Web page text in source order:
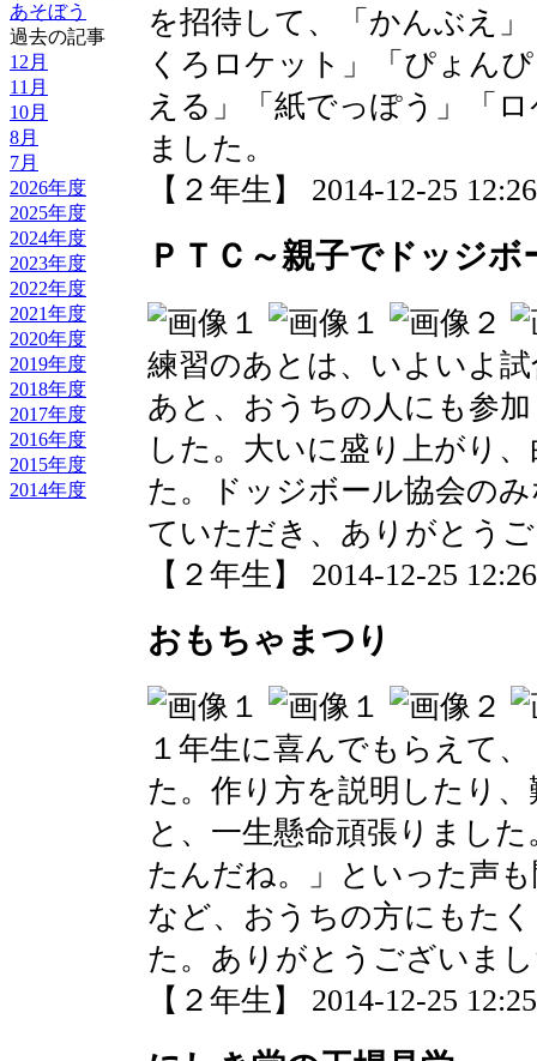
あそぼう
過去の記事
12月
11月
10月
8月
7月
2026年度
2025年度
2024年度
2023年度
2022年度
2021年度
2020年度
2019年度
2018年度
2017年度
2016年度
2015年度
2014年度
を招待して、「かんぶえ
くろロケット」「ぴょん
える」「紙でっぽう」「
ました。
【２年生】 2014-12-25
ＰＴＣ～親子でドッジボ
練習のあとは、いよいよ
あと、おうちの人にも参
した。大いに盛り上がり
た。ドッジボール協会の
ていただき、ありがとう
【２年生】 2014-12-25
おもちゃまつり
１年生に喜んでもらえて
た。作り方を説明したり
と、一生懸命頑張りまし
たんだね。」といった声
など、おうちの方にもた
た。ありがとうございま
【２年生】 2014-12-25